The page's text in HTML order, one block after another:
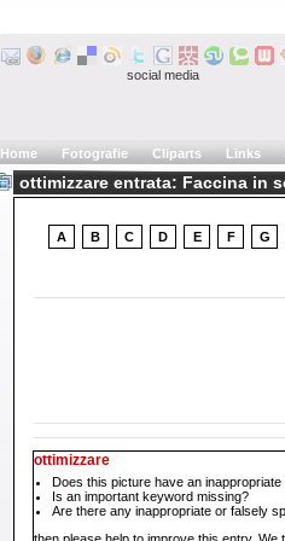
social media
Home Fotografie Cliparts Links
ottimizzare entrata: Faccina in
A B C D E F G
ottimizzare
Does this picture have an
Is an important keyword missing?
Are there any inappropriate or falsely